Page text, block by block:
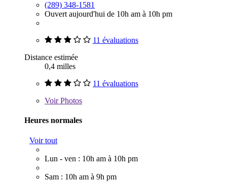
(289) 348-1581
Ouvert aujourd'hui de 10h am à 10h pm
11 évaluations
Distance estimée
0,4 milles
11 évaluations
VoirPhotos
Heures normales
Voir tout
Lun - ven : 10h am à 10h pm
Sam : 10h am à 9h pm